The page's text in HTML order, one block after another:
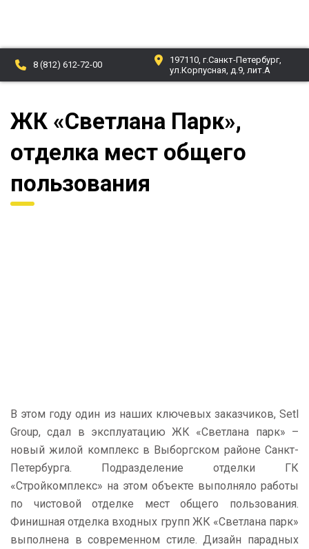
О компании
Новости
Партнеры
Отзывы
8 (812) 612-72-00
197110, г.Санкт-Петербург,
ул.Корпусная, д.9, лит.А
ЖК «Светлана Парк»,
отделка мест общего
пользования
В этом году один из наших ключевых заказчиков, Setl
Group, сдал в эксплуатацию ЖК «Светлана парк» –
новый жилой комплекс в Выборгском районе Санкт-
Петербурга. Подразделение отделки ГК
«Стройкомплекс» на этом объекте выполняло работы
по чистовой отделке мест общего пользования.
Финишная отделка входных групп ЖК «Светлана парк»
выполнена в современном стиле. Дизайн парадных